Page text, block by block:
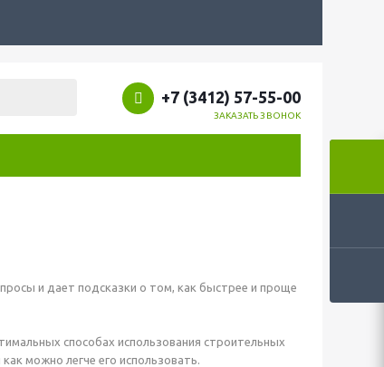
+7 (3412) 57-55-00
ЗАКАЗАТЬ ЗВОНОК
и дает подсказки о том, как быстрее и проще
способах использования строительных
можно легче его использовать.